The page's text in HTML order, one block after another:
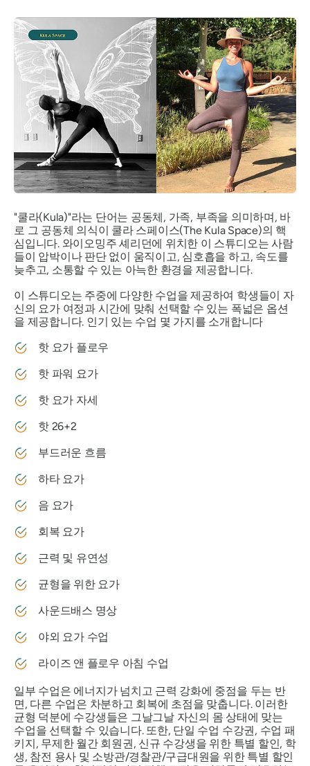
"쿨라(Kula)"라는 단어는 공동체, 가족, 부족을 의미하며, 바
로 그 공동체 의식이 쿨라 스페이스(The Kula Space)의 핵
심입니다. 와이오밍주 셰리던에 위치한 이 스튜디오는 사람
들이 압박이나 판단 없이 움직이고, 심호흡을 하고, 속도를
늦추고, 소통할 수 있는 아늑한 환경을 제공합니다.
이 스튜디오는 주중에 다양한 수업을 제공하여 학생들이 자
신의 요가 여정과 시간에 맞춰 선택할 수 있는 폭넓은 옵션
을 제공합니다. 인기 있는 수업 몇 가지를 소개합니다
핫 요가 플로우
핫 파워 요가
핫 요가 자세
핫 26+2
부드러운 흐름
하타 요가
음 요가
회복 요가
근력 및 유연성
균형을 위한 요가
사운드배스 명상
야외 요가 수업
라이즈 앤 플로우 아침 수업
일부 수업은 에너지가 넘치고 근력 강화에 중점을 두는 반
면, 다른 수업은 차분하고 회복에 초점을 맞춥니다. 이러한
균형 덕분에 수강생들은 그날그날 자신의 몸 상태에 맞는
수업을 선택할 수 있습니다. 또한, 단일 수업 수강권, 수업 패
키지, 무제한 월간 회원권, 신규 수강생을 위한 특별 할인, 학
생, 참전 용사 및 소방관/경찰관/구급대원을 위한 특별 할인